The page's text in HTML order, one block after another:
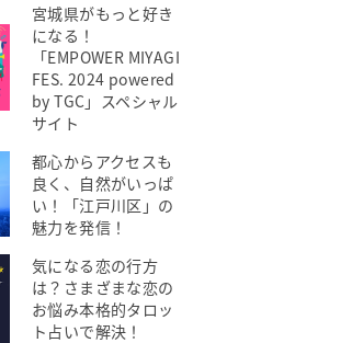
宮城県がもっと好き
になる！
「EMPOWER MIYAGI
FES. 2024 powered
by TGC」スペシャル
サイト
都心からアクセスも
良く、自然がいっぱ
い！「江戸川区」の
魅力を発信！
気になる恋の行方
は？さまざまな恋の
お悩み本格的タロッ
ト占いで解決！